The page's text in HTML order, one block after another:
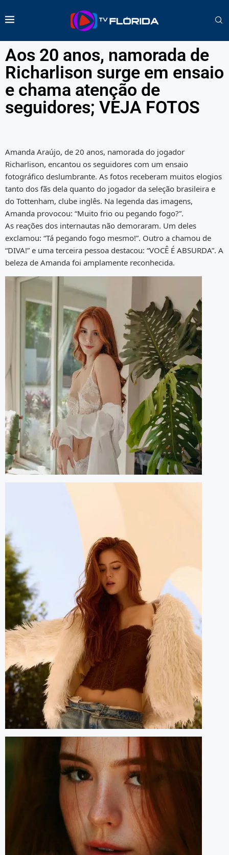
Aos 20 anos, namorada de
Richarlison surge em ensaio
e chama atenção de
seguidores; VEJA FOTOS
Amanda Araújo, de 20 anos, namorada do jogador
Richarlison, encantou os seguidores com um ensaio
fotográfico deslumbrante. As fotos receberam muitos elogios
tanto dos fãs dela quanto do jogador da seleção brasileira e
do Tottenham, clube inglês. Na legenda das imagens,
Amanda provocou: “Muito frio ou pegando fogo?”.
As reações dos internautas não demoraram. Um deles
exclamou: “Tá pegando fogo mesmo!”. Outro a chamou de
“DIVA!” e uma terceira pessoa destacou: “VOCÊ É ABSURDA”. A
beleza de Amanda foi amplamente reconhecida.